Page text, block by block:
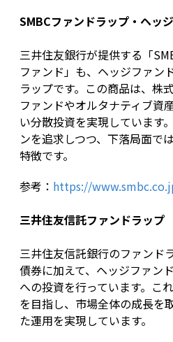
SMBCファンドラップ・ヘッ
三井住友銀行が提供する「
ファンド」も、ヘッジファン
ラップです。この商品は、株
ファンドやオルタナティブ資
い分散投資を実現しています
ンを追求しつつ、下落局面で
特徴です。
参考： https://
三井住友信託ファンドラップ
三井住友信託銀行のファンド
債券に加えて、ヘッジファン
への投資を行っています。こ
を目指し、市場全体の成長を
た運用を実現しています。